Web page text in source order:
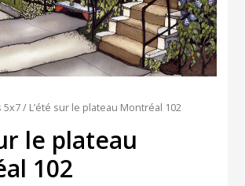
5x7/ L’été sur le plateau Montréal 102
le plateau
102